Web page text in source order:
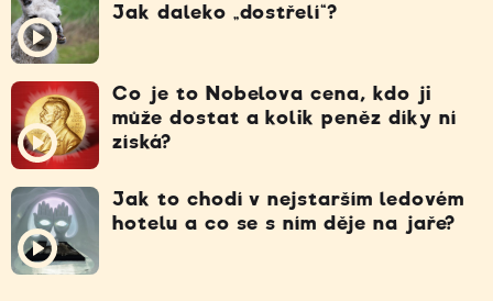
Jak daleko „dostřelí“?
Co je to Nobelova cena, kdo ji
může dostat a kolik peněz díky ní
získá?
Jak to chodí v nejstarším ledovém
hotelu a co se s ním děje na jaře?